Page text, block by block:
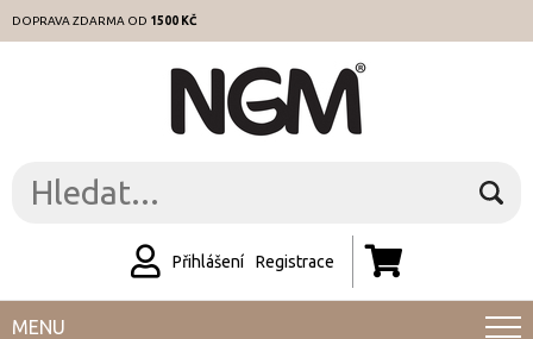
DOPRAVA ZDARMA OD 1500 KČ
Přihlášení Registrace
MENU